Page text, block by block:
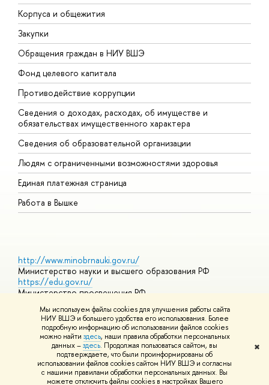
Мы используем файлы cookies для улучшения работы сайта
НИУ ВШЭ и большего удобства его использования. Более
подробную информацию об использовании файлов cookies
можно найти здесь, наши правила обработки персональных
данных –здесь. Продолжая пользоваться сайтом, вы
подтверждаете, что были проинформированы об
использовании файлов cookies сайтом НИУ ВШЭ и согласны
с нашими правилами обработки персональных данных. Вы
можете отключить файлы cookies в настройках Вашего
✖
Корпуса и общежития
Закупки
Обращения граждан в НИУ ВШЭ
Фонд целевого капитала
Противодействие коррупции
Сведения о доходах, расходах, об имуществе и
обязательствах имущественного характера
Сведения об образовательной организации
Людям с ограниченными возможностями здоровья
Единая платежная страница
Работа в Вышке
http://www.minobrnauki.gov.ru/
Министерство науки и высшего образования РФ
https://edu.gov.ru/
Министерство просвещения РФ
Массовые открытые онлайн-курсы
© НИУ ВШЭ 1993–2026 Адреса и контактыУсловия
использования материалов Политика конфиденциальности
Шрифты HSE Sans и HSE Slab разработаны вШколе дизайна НИУ